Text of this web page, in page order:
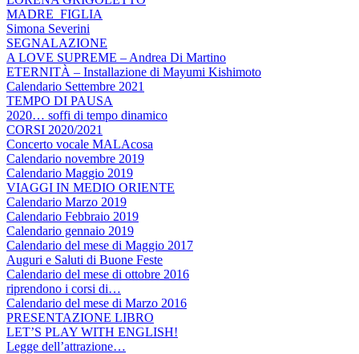
MADRE_FIGLIA
Simona Severini
SEGNALAZIONE
A LOVE SUPREME – Andrea Di Martino
ETERNITÀ – Installazione di Mayumi Kishimoto
Calendario Settembre 2021
TEMPO DI PAUSA
2020… soffi di tempo dinamico
CORSI 2020/2021
Concerto vocale MALAcosa
Calendario novembre 2019
Calendario Maggio 2019
VIAGGI IN MEDIO ORIENTE
Calendario Marzo 2019
Calendario Febbraio 2019
Calendario gennaio 2019
Calendario del mese di Maggio 2017
Auguri e Saluti di Buone Feste
Calendario del mese di ottobre 2016
riprendono i corsi di…
Calendario del mese di Marzo 2016
PRESENTAZIONE LIBRO
LET’S PLAY WITH ENGLISH!
Legge dell’attrazione…